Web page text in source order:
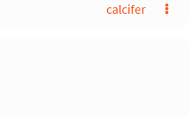
calcifer